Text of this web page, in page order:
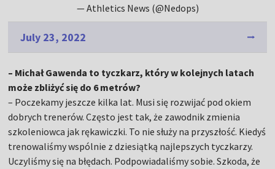
— Athletics News (@Nedops)
July 23, 2022
– Michał Gawenda to tyczkarz, który w kolejnych latach
może zbliżyć się do 6 metrów?
– Poczekamy jeszcze kilka lat. Musi się rozwijać pod okiem
dobrych trenerów. Często jest tak, że zawodnik zmienia
szkoleniowca jak rękawiczki. To nie służy na przyszłość. Kiedyś
trenowaliśmy wspólnie z dziesiątką najlepszych tyczkarzy.
Uczyliśmy się na błędach. Podpowiadaliśmy sobie. Szkoda, że